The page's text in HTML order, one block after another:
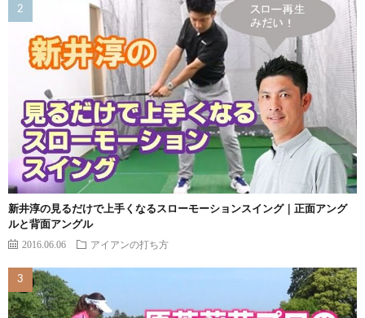
新井淳の見るだけで上手くなるスローモーションスイング｜正面アング
ルと背面アングル
2016.06.06 アイアンの打ち方